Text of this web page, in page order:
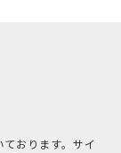
おります。サイ